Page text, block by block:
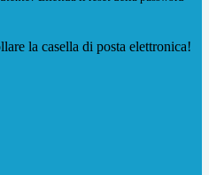
la casella di posta elettronica!